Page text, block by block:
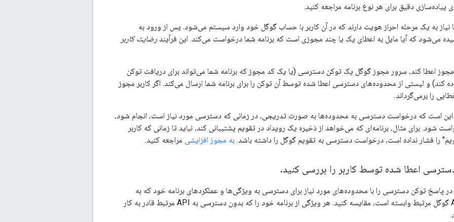
پیاده‌سازی دقیق برای هر نوع برنامه مراجعه کنید.
به یک مرحله احراز هویت دارند که در آن کاربر با حساب گوگل خود وارد سیستم می‌شود. پس از ورود به
می‌شود که آیا مایل به اعطای یک یا چند مجوزی است که برنامه شما درخواست می‌کند. این فرآیند رضایت کاربر
مجوز اعطا کند، سرور مجوز گوگل یک توکن دسترسی (یا یک کد مجوز که برنامه شما می‌تواند برای دریافت توکن
کند) و لیستی از محدوده‌های دسترسی اعطا شده توسط آن توکن را برای برنامه شما ارسال می‌کند. اگر کاربر مجوز
را برمی‌گرداند.
این است که درخواست دسترسی به محدوده‌ها به صورت تدریجی، در زمانی که دسترسی مورد نیاز است، انجام شود،
شود. برای مثال، برنامه‌ای که می‌خواهد از ذخیره یک رویداد در تقویم پشتیبانی کند، نباید تا زمانی که کاربر
را فشار نداده است، درخواست دسترسی به تقویم گوگل را داشته باشد. به مجوز افزایشی مراجعه کنید.
اعطا شده توسط کاربر را بررسی کنید.
پاسخ توکن دسترسی را با محدوده‌های مورد نیاز برای دسترسی به ویژگی‌ها و عملکردهای برنامه خود که به
دسترسی به یک API گوگل مرتبط وابسته است، مقایسه کنید. هر ویژگی از برنامه خود را که بدون دسترسی به API مرتبط قادر به کار